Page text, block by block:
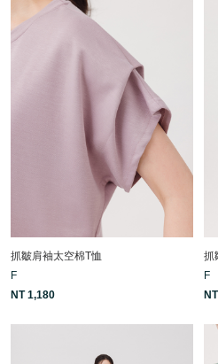
抓皺肩袖太空棉T恤
F
NT 1,180
抓
F